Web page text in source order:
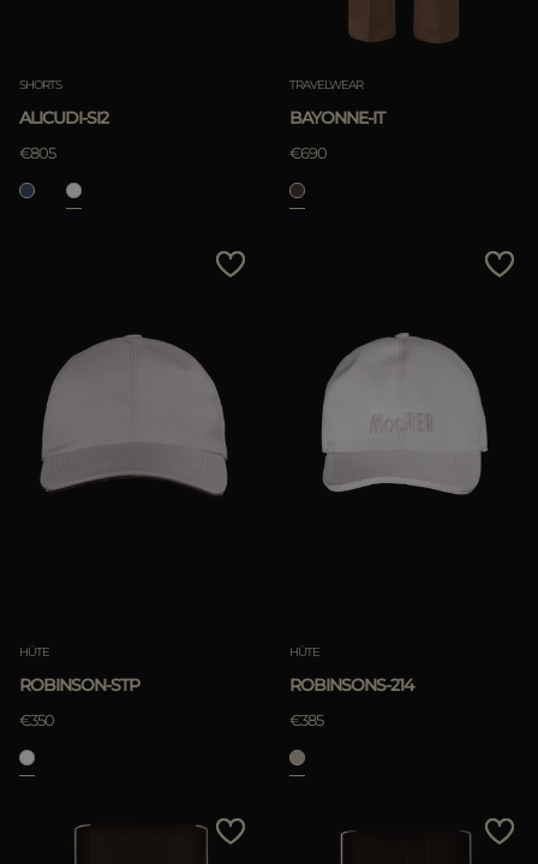
SHORTS
ALICUDI-SI2
€805
TRAVELWEAR
BAYONNE-IT
€690
HÜTE
ROBINSON-STP
€350
HÜTE
ROBINSONS-214
€385